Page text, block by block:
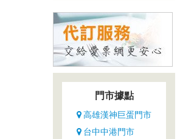
門市據點
高雄漢神巨蛋門市
台中中港門市